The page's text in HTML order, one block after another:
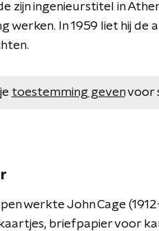
zijn ingenieurstitel in
werken. In 1959 liet hij de
toestemming gevenvoor
werkte John Cage
briefpapier voor